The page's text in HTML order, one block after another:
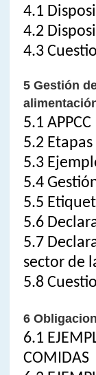
4.1
4.2
4.3
5 Gestión
5.1 APPCC
5.2
5.3
5.4
5.5
5.6
5.7
sector de
5.8
6
6.1
COMIDAS